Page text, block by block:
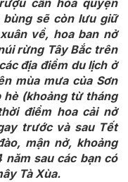
cần hòa quyện
bùng sẽ còn lưu giữ
về, hoa ban nở
rừng Tây Bắc trên
địa điểm du lịch ở
mùa mưa của Sơn
hè (khoảng từ tháng
điểm hoa cải nở
trước và sau Tết
mận nở, khoảng
năm sau các bạn có
Tà Xùa.